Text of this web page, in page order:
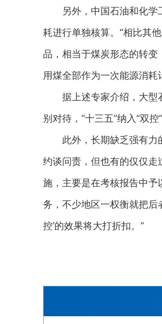
另外，中国石油和化学工
耗进行单独核算。“相比其
品，相当于煤炭形态的转
用煤全部作为一次能源消耗
据上述专家介绍，大型石
别对待，“十三五”纳入“双
此外，长期缺乏强有力的
约谈问责，但也有的仅仅
施，主要是在考核报告中予
务，不少地区一权衡就把后
控’的效果将大打折扣。”